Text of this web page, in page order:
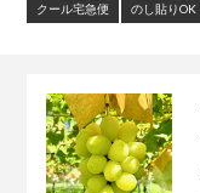
クール宅急便 のし貼りOK